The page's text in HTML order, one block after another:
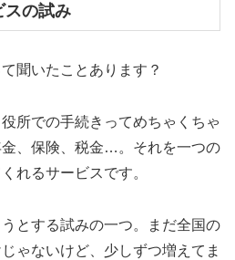
スの試み
聞いたことあります？
所での手続きってめちゃくちゃ
、保険、税金…。それを一つの
れるサービスです。
とする試みの一つ。まだ全国の
ゃないけど、少しずつ増えてま